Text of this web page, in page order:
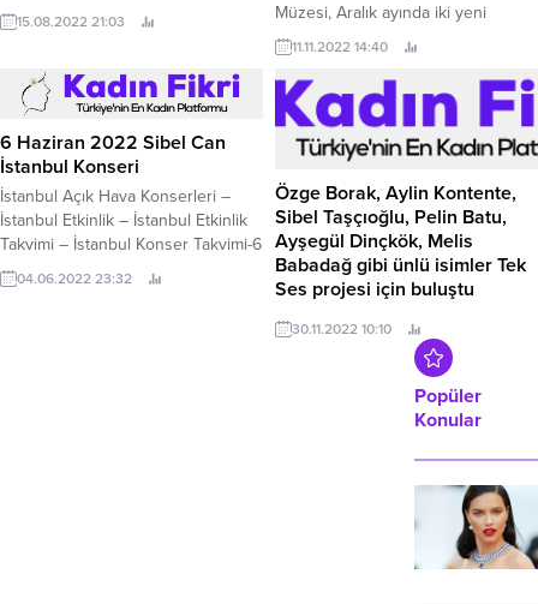
İstanbul Konserleri – İstanbul
Açıkhava Konserleri 28 Ağustos
ünlü sanatçı Simge Sağın, Turkcell
Vadi İstanbul’da sahne alacak.
Türkiye’nin en genç açıkhava
sahnesi olan Turkcell Vadi’de
Simge hayranları ile buluşuyor....
15.08.2022 21:03
Müzesi, Aralık ayında iki yeni
sergiye ev sahipliği yapmaya
hazırlanıyor.
11.11.2022 14:40
6 Haziran 2022 Sibel Can
İstanbul Konseri
İstanbul Açık Hava Konserleri –
İstanbul Etkinlik – İstanbul Etkinlik
Takvimi – İstanbul Konser Takvimi-6
Haziran 2022 Sibel Can İstanbul
Konseri İstanbul’da açık hava
04.06.2022 23:32
Özge Borak, Aylin Kontente,
Sibel Taşçıoğlu, Pelin Batu,
Ayşegül Dinçkök, Melis
Babadağ gibi ünlü isimler Tek
Ses projesi için buluştu
Türkiye’de HIV’le ilgili farkındalık
yaratmak için hekimler, dernekler,
sivil toplum kuruluşları, gazeteciler
ve ünlüler, Tek Ses projesinde
30.11.2022 10:10
Popüler
Konular